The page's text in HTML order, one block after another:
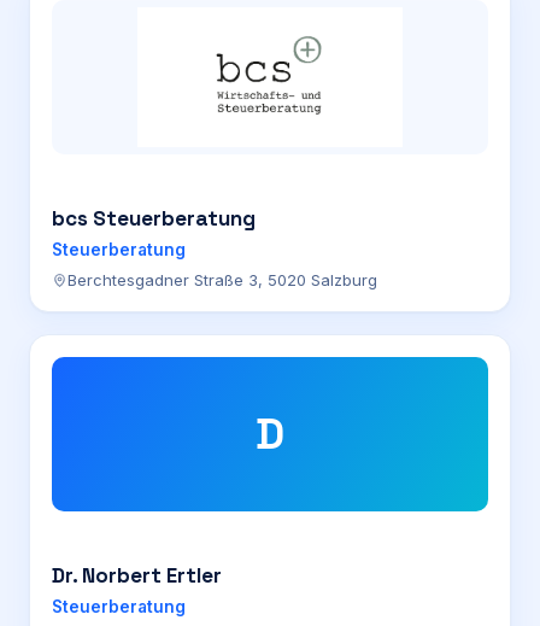
bcs Steuerberatung
Steuerberatung
Berchtesgadner Straße 3, 5020 Salzburg
D
Dr. Norbert Ertler
Steuerberatung